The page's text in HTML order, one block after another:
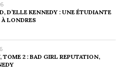
D’ELLE KENNEDY : UNE ÉTUDIANTE
LONDRES
TOME 2 : BAD GIRL REPUTATION,